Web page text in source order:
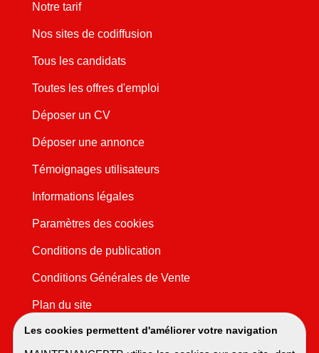
Les cookies permettent d'améliorer votre navigation
Notre tarif
Nos sites de codiffusion
Tous les candidats
Toutes les offres d'emploi
Déposer un CV
Déposer une annonce
Témoignages utilisateurs
Informations légales
Paramètres des cookies
Conditions de publication
Conditions Générales de Vente
Plan du site